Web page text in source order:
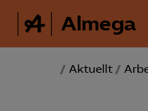
Almega
/ Aktuellt /